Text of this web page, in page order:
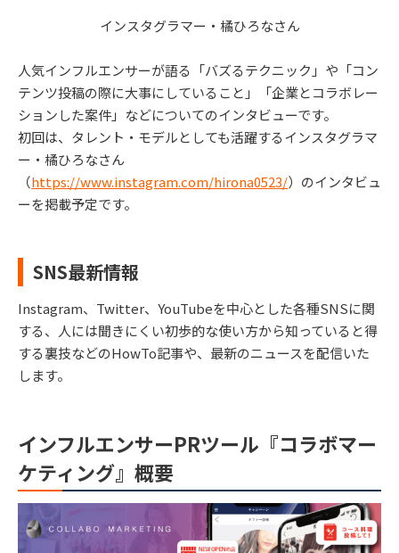
インスタグラマー・橘ひろなさん
人気インフルエンサーが語る「バズるテクニック」や「コン
テンツ投稿の際に大事にしていること」「企業とコラボレー
ションした案件」などについてのインタビューです。
初回は、タレント・モデルとしても活躍するインスタグラマ
ー・橘ひろなさん
（https://www.instagram.com/hirona0523/）のインタビュ
ーを掲載予定です。
SNS最新情報
Instagram、Twitter、YouTubeを中心とした各種SNSに関
する、人には聞きにくい初歩的な使い方から知っていると得
する裏技などのHowTo記事や、最新のニュースを配信いた
します。
インフルエンサーPRツール『コラボマー
ケティング』概要